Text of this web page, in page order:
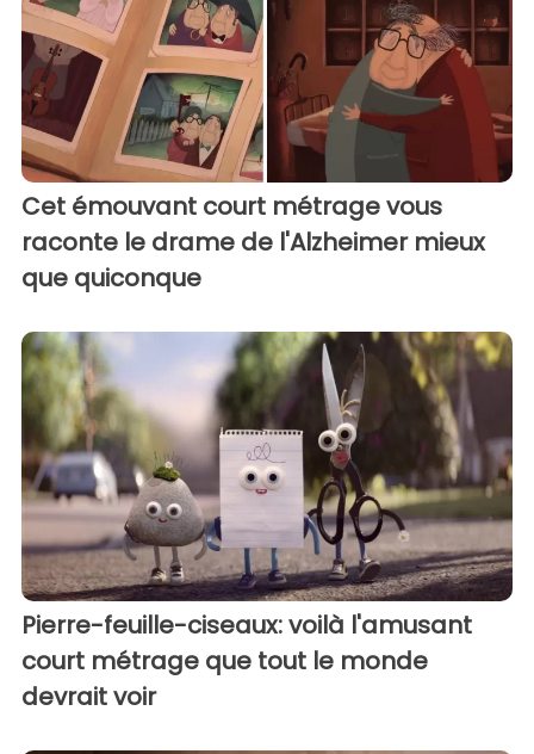
Cet émouvant court métrage vous
raconte le drame de l'Alzheimer mieux
que quiconque
Pierre-feuille-ciseaux: voilà l'amusant
court métrage que tout le monde
devrait voir